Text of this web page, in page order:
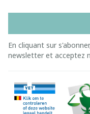
En cliquant sur
newsletter et acceptez